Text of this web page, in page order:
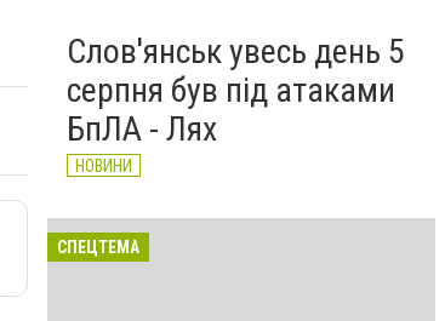
Слов'янськ увесь день 5
серпня був під атаками
БпЛА - Лях
НОВИНИ
СПЕЦТЕМА